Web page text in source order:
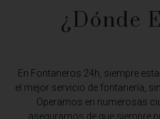
¿Dónde
En Fontaneros 24h, siempre
el mejor servicio de fontanería,
Operamos en numerosas
asegurarnos de que siempre